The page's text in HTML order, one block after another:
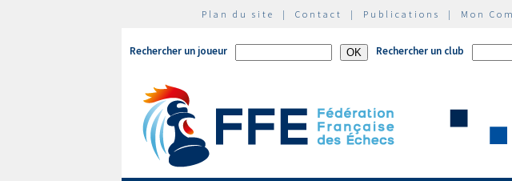
Plan du site | Contact | Publications | Mon
Rechercher un joueur Rechercher un club